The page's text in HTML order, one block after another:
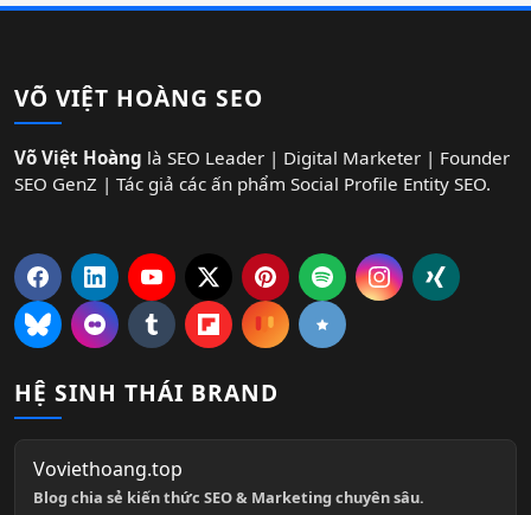
VÕ VIỆT HOÀNG SEO
Võ Việt Hoàng là SEO Leader | Digital Marketer | Founder
SEO GenZ | Tác giả các ấn phẩm Social Profile Entity SEO.
HỆ SINH THÁI BRAND
Voviethoang.top
Blog chia sẻ kiến thức SEO & Marketing chuyên sâu.